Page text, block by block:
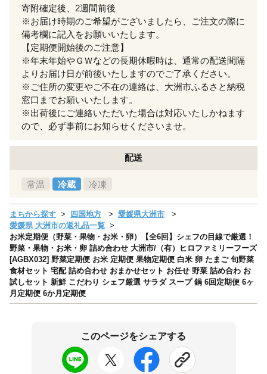
寄附確定後、2週間前後
※お届け時期のご希望がございましたら、ご注文の際に
備考欄に記入をお願いいたします。
【定期便開始後のご注意】
※年末年始やＧＷなどの長期休暇時は、通常の配送間隔
よりお届け日が前後いたしますのでご了承ください。
※ご住所の変更やご不在の連絡は、大洲市ふるさと納税
窓口までお願いいたします。
※出荷後にご連絡いただいた場合は対応いたしかねます
ので、必ず事前にお知らせくださいませ。
配送
常温 冷蔵 冷凍
まちから探す 四国地方
愛媛県大洲市
愛媛県 大洲市の返礼品一覧
お米定期便（野菜・果物・お米・卵）【全6回】シェフの目線で厳選！
野菜・果物・お米・卵 詰め合わせ 大洲市/（有）ヒロファミリーフーズ
[AGBX032] 野菜定期便 お米 定期便 果物定期便 白米 卵 たまご 旬野菜
食材セット 宅配 詰め合わせ おまかせセット お任せ 野菜 詰め合わ お
試しセット 新鮮 こだわり シェフ厳選 サラダ スープ 鍋 6回定期便 6ヶ
月定期便 6か月定期便
このページをシェアする